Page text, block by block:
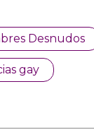
Desnudos
gay